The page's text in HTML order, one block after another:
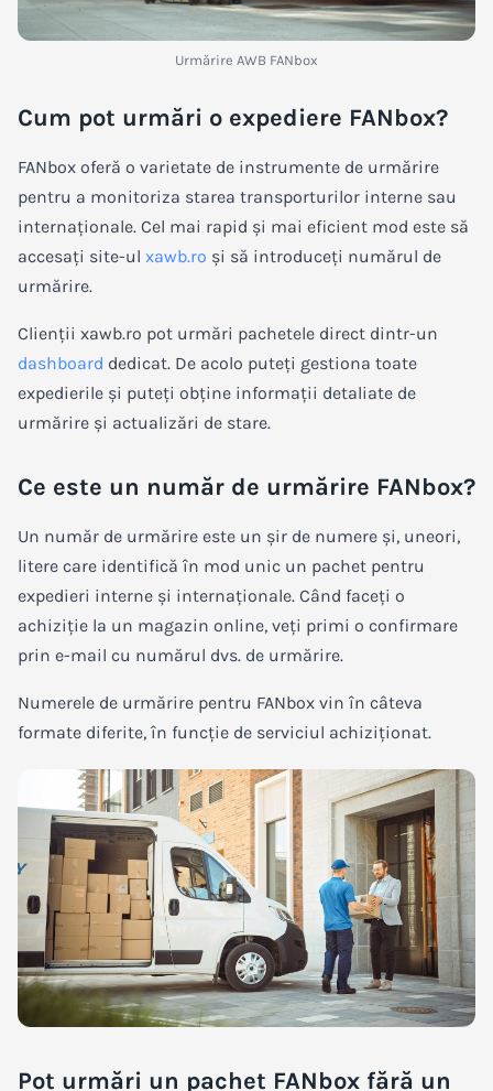
Urmărire AWB FANbox
Cum pot urmări o expediere FANbox?
FANbox oferă o varietate de instrumente de urmărire
pentru a monitoriza starea transporturilor interne sau
internaționale. Cel mai rapid și mai eficient mod este să
accesați site-ul xawb.ro și să introduceți numărul de
urmărire.
Clienții xawb.ro pot urmări pachetele direct dintr-un
dashboard dedicat. De acolo puteți gestiona toate
expedierile și puteți obține informații detaliate de
urmărire și actualizări de stare.
Ce este un număr de urmărire FANbox?
Un număr de urmărire este un șir de numere și, uneori,
litere care identifică în mod unic un pachet pentru
expedieri interne și internaționale. Când faceți o
achiziție la un magazin online, veți primi o confirmare
prin e-mail cu numărul dvs. de urmărire.
Numerele de urmărire pentru FANbox vin în câteva
formate diferite, în funcție de serviciul achiziționat.
Pot urmări un pachet FANbox fără un